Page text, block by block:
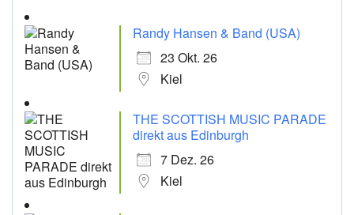
Randy Hansen & Band (USA)
23 Okt. 26
Kiel
THE SCOTTISH MUSIC PARADE
direkt aus Edinburgh
7 Dez. 26
Kiel